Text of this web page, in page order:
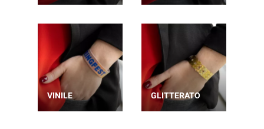
VINILE GLITTERATO